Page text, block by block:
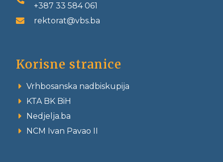
+387 33 584 061
rektorat@vbs.ba
Korisne stranice
Vrhbosanska nadbiskupija
KTA BK BiH
Nedjelja.ba
NCM Ivan Pavao II